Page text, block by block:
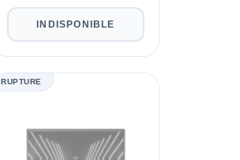
INDISPONIBLE
RUPTURE